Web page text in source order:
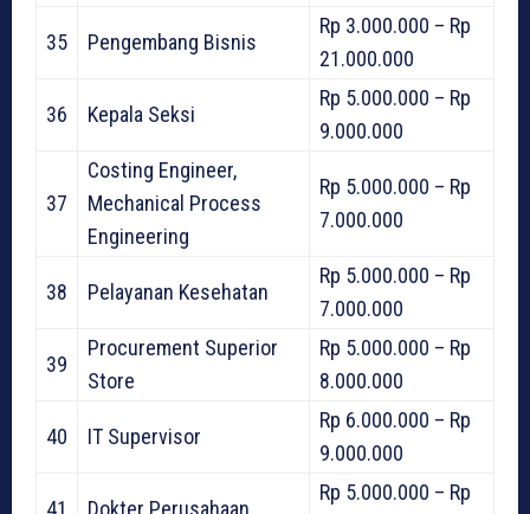
35 Pengembang Bisnis
Rp 3.000.000 – Rp
21.000.000
36 Kepala Seksi
Rp 5.000.000 – Rp
9.000.000
37
Costing Engineer,
Mechanical Process
Engineering
Rp 5.000.000 – Rp
7.000.000
38 Pelayanan Kesehatan
Rp 5.000.000 – Rp
7.000.000
39
Procurement Superior
Store
Rp 5.000.000 – Rp
8.000.000
40 IT Supervisor
Rp 6.000.000 – Rp
9.000.000
41 Dokter Perusahaan
Rp 5.000.000 – Rp